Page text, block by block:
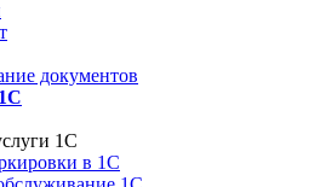
документов
1С
в 1С